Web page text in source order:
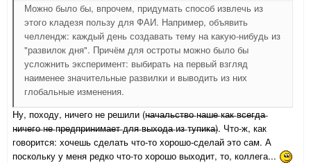
Можно было бы, впрочем, придумать способ извлечь из
этого кладезя пользу для ФАИ. Например, объявить
челлендж: каждый день создавать тему на какую-нибудь из
"развилок дня". Причём для остроты можно было бы
усложнить эксперимент: выбирать на первый взгляд
наименее значительные развилки и выводить из них
глобальные изменения.
Ну, походу, ничего не решили (н̶а̶ч̶а̶л̶ь̶с̶т̶в̶о̶ н̶а̶ш̶е̶ к̶а̶к̶ в̶с̶е̶г̶д̶а̶
н̶и̶ч̶е̶г̶о̶ н̶е̶ п̶р̶е̶д̶п̶р̶и̶н̶и̶м̶а̶е̶т̶ д̶л̶я̶ в̶ы̶х̶о̶д̶а̶ и̶з̶ т̶у̶п̶и̶к̶а̶). Что-ж, как
говорится: хочешь сделать что-то хорошо-сделай это сам. А
поскольку у меня редко что-то хорошо выходит, то, коллега...